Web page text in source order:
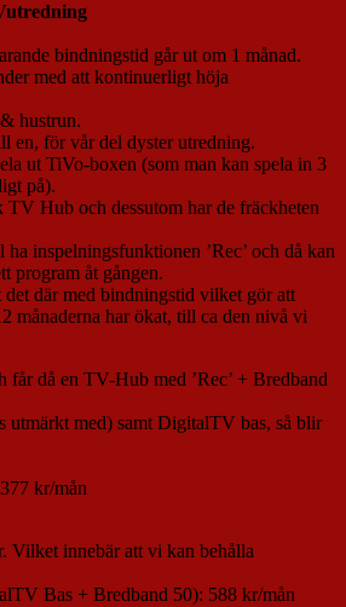
bindningstid går ut om 1 månad.
med att kontinuerligt höja
hustrun.
en, för vår del dyster utredning.
ut TiVo-boxen (som man kan spela in 3
på).
TV Hub och dessutom har de fräckheten
inspelningsfunktionen ’Rec’ och då kan
program åt gången.
det där med bindningstid vilket gör att
månaderna har ökat, till ca den nivå vi
får då en TV-Hub med ’Rec’ + Bredband
utmärkt med) samt DigitalTV bas, så blir
kr/mån
Vilket innebär att vi kan behålla
Bas + Bredband 50): 588 kr/mån